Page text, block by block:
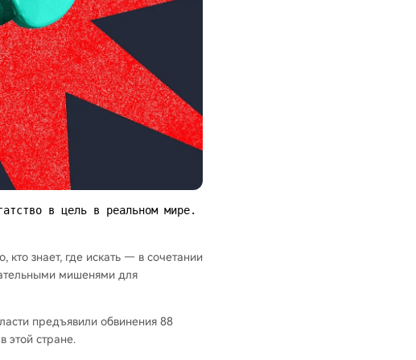
в цель в реальном мире.
знает, где искать — в сочетании
мишенями для
предъявили обвинения 88
этой стране.